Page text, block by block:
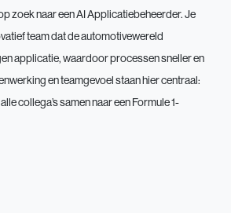
zoek naar een AI Applicatiebeheerder. Je
team dat de automotivewereld
applicatie, waardoor processen sneller en
en teamgevoel staan hier centraal:
collega’s samen naar een Formule 1-